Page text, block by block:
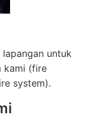
untuk
kami (fire
system).